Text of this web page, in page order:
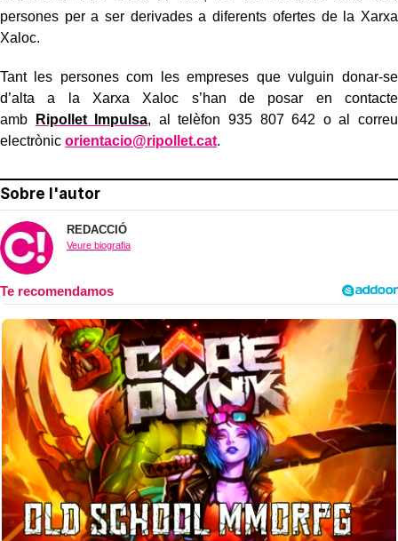
persones per a ser derivades a diferents ofertes de la Xarxa
Xaloc.
Tant les persones com les empreses que vulguin donar-se
d’alta a la Xarxa Xaloc s’han de posar en contacte
amb
Ripollet Impulsa, al telèfon 935 807 642 o al correu
electrònic orientacio@ripollet.cat.
Sobre l'autor
REDACCIÓ
Veure biografia